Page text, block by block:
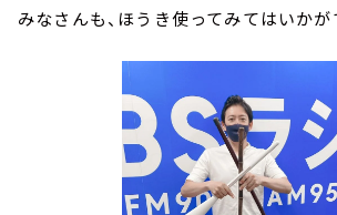
みなさんも、ほうき使ってみてはいかが